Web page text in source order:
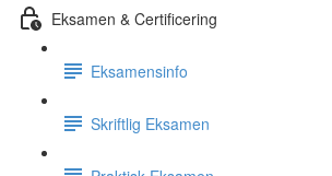
Eksamen & Certificering
Eksamensinfo
Skriftlig Eksamen